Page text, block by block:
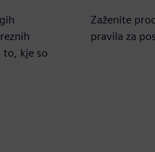
to, kje so
Zaženite
pravila za